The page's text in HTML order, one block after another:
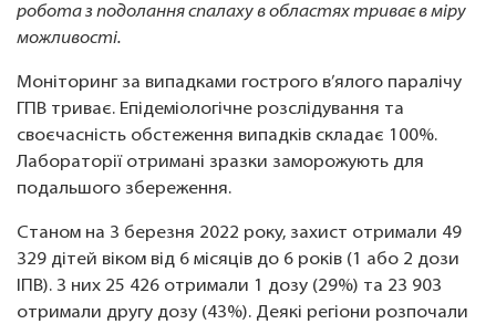
робота з подолання спалаху в областях триває в міру
можливості.
Моніторинг за випадками гострого в’ялого паралічу
ГПВ триває. Епідеміологічне розслідування та
своєчасність обстеження випадків складає 100%.
Лабораторії отримані зразки заморожують для
подальшого збереження.
Станом на 3 березня 2022 року, захист отримали 49
329 дітей віком від 6 місяців до 6 років (1 або 2 дози
ІПВ). З них 25 426 отримали 1 дозу (29%) та 23 903
отримали другу дозу (43%). Деякі регіони розпочали